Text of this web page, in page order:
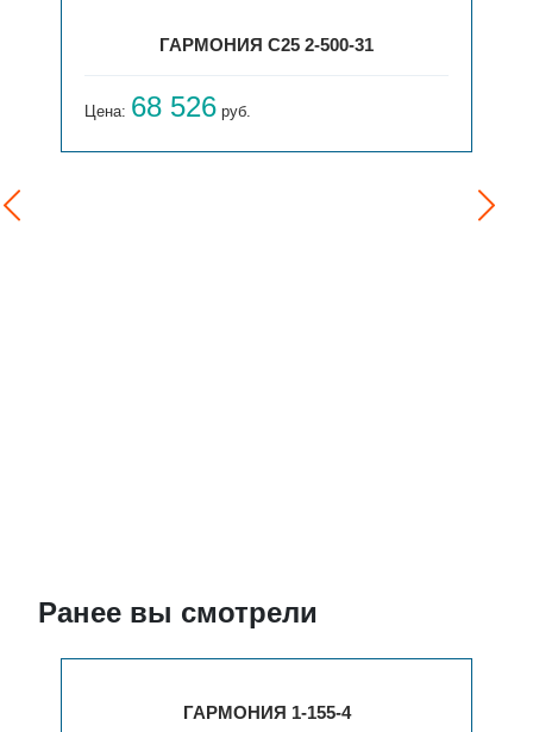
ГАРМОНИЯ С25 2-500-31
Цена: 68 526 руб.
Ранее вы смотрели
ГАРМОНИЯ 1-155-4